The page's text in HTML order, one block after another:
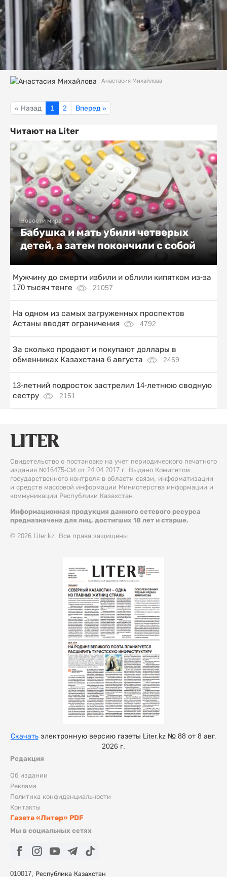
Анастасия Михайлова
« Назад 1 2 Вперед »
Читают на Liter
Новости мира
Бабушка и мать убили четверых
детей, а затем покончили с собой
Мужчину до смерти избили и облили кипятком из-за
170 тысяч тенге
21057
На одном из самых загруженных проспектов
Астаны вводят ограничения
4792
За сколько продают и покупают доллары в
обменниках Казахстана 6 августа
2459
13-летний подросток застрелил 14-летнюю сводную
сестру
2151
Свидетельство о постановке на учет периодического печатного
издания №16475-СИ от 24.04.2017 г. Выдано Комитетом
государственного контроля в области связи, информатизации
и средств массовой информации Министерства информации и
коммуникации Республики Казахстан.
Информационная продукция данного сетевого ресурса
предназначена для лиц, достигших 18 лет и старше.
© 2026 Liter.kz. Все права защищены.
Редакция
Об издании
Реклама
Политика конфиденциальности
Контакты
Газета «Литер» PDF
Мы в социальных сетях
010017, Республика Казахстан
Скачатьэлектронную версию газеты Liter.kz № 88 от 8 авг.
2026 г.